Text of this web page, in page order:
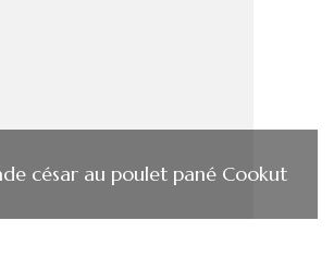
césar au poulet pané Cookut